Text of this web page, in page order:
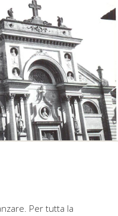
Per tutta la